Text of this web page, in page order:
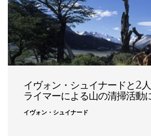
イヴォン・シュイナードと2
ライマーによる山の清掃活動
イヴォン・シュイナード